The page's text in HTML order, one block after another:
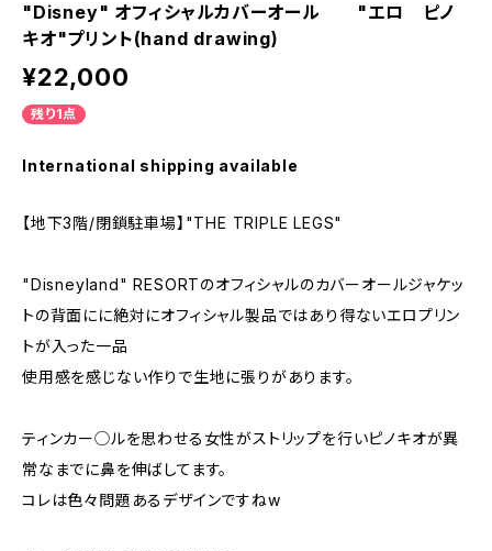
"Disney" オフィシャルカバーオール "エロ ピノ
キオ"プリント(hand drawing)
¥22,000
残り1点
International shipping available
【地下3階/閉鎖駐車場】"THE TRIPLE LEGS"
"Disneyland" RESORTのオフィシャルのカバーオールジャケッ
トの背面にに絶対にオフィシャル製品ではあり得ないエロプリン
トが入った一品
使用感を感じない作りで生地に張りがあります。
ティンカー◯ルを思わせる女性がストリップを行いピノキオが異
常なまでに鼻を伸ばしてます。
コレは色々問題あるデザインですねw